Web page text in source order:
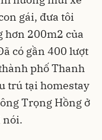
gái, đưa tôi
hơn 200m2 của
có gần 400 lượt
phố Thanh
trú tại homestay
Trọng Hồng ở
nói.